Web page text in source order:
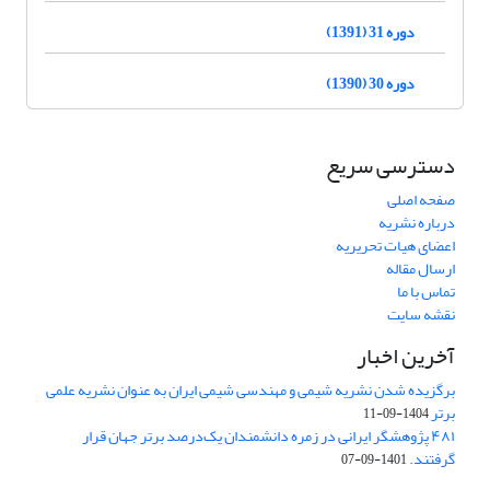
دوره 31 (1391)
دوره 30 (1390)
دسترسی سریع
صفحه اصلی
درباره نشریه
اعضای هیات تحریریه
ارسال مقاله
تماس با ما
نقشه سایت
آخرین اخبار
برگزیده شدن نشریه شیمی و مهندسی شیمی ایران به عنوان نشریه علمی
برتر1404-09-11
۴۸۱ پژوهشگر ایرانی در زمره دانشمندان یک‌درصد برتر جهان قرار
گرفتند.1401-09-07